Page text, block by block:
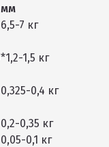
мм
6,5-7 кг
*1,2-1,5 кг
0,325-0,4 кг
0,2-0,35 кг
0,05-0,1 кг